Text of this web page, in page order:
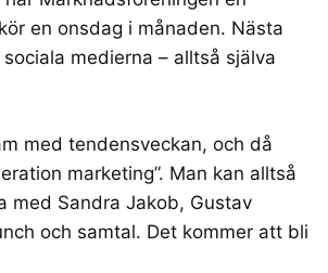
en onsdag i månaden. Nästa
medierna – alltså själva
med tendensveckan, och då
marketing”. Man kan alltså
med Sandra Jakob, Gustav
och samtal. Det kommer att bli